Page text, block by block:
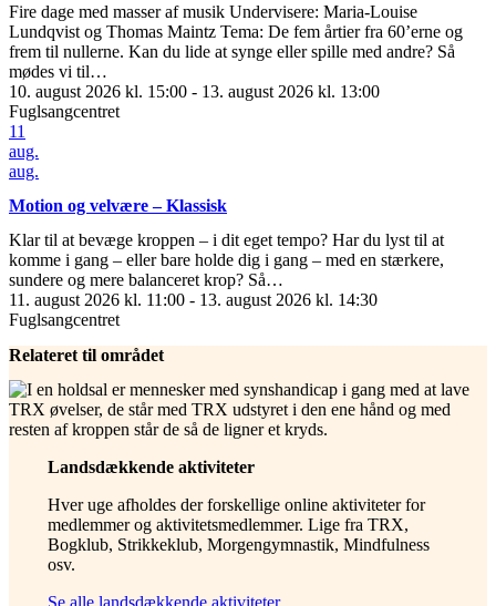
Fire dage med masser af musik Undervisere: Maria-Louise
Lundqvist og Thomas Maintz Tema: De fem årtier fra 60’erne og
frem til nullerne. Kan du lide at synge eller spille med andre? Så
mødes vi til…
10. august 2026 kl. 15:00 - 13. august 2026 kl. 13:00
Fuglsangcentret
11
aug.
aug.
Motion og velvære – Klassisk
Klar til at bevæge kroppen – i dit eget tempo? Har du lyst til at
komme i gang – eller bare holde dig i gang – med en stærkere,
sundere og mere balanceret krop? Så…
11. august 2026 kl. 11:00 - 13. august 2026 kl. 14:30
Fuglsangcentret
Relateret til området
Landsdækkende aktiviteter
Hver uge afholdes der forskellige online aktiviteter for
medlemmer og aktivitetsmedlemmer. Lige fra TRX,
Bogklub, Strikkeklub, Morgengymnastik, Mindfulness
osv.
Se alle landsdækkende aktiviteter